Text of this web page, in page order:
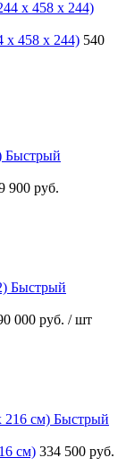
458 х 244) 540
Быстрый
900 руб.
Быстрый
000 руб. / шт
Быстрый
см) 334 500 руб.